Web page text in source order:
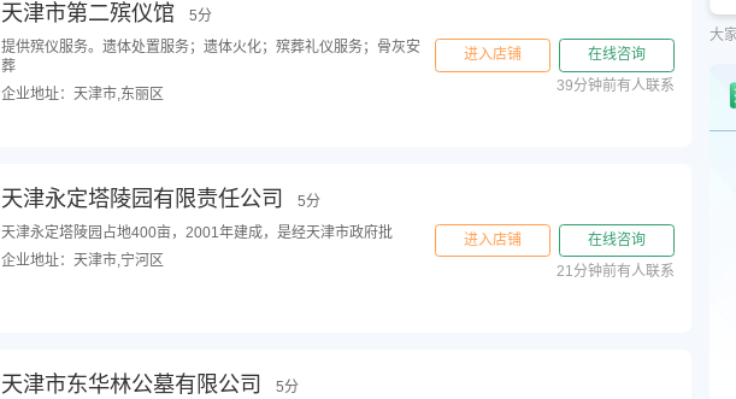
天津市第二殡仪馆
5分
提供殡仪服务。遗体处置服务；遗体火化；殡葬礼仪服务；骨灰安
葬
企业地址：天津市,东丽区
进入店铺
在线咨询
39分钟前有人联系
天津永定塔陵园有限责任公司
5分
天津永定塔陵园占地400亩，2001年建成，是经天津市政府批
企业地址：天津市,宁河区
进入店铺
在线咨询
21分钟前有人联系
天津市东华林公墓有限公司
5分
大